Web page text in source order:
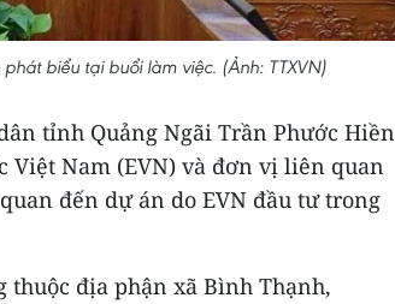
biểu tại buổi làm việc. (Ảnh: TTXVN)
tỉnh Quảng Ngãi Trần Phước Hiền
Nam (EVN) và đơn vị liên quan
đến dự án do EVN đầu tư trong
địa phận xã Bình Thạnh,